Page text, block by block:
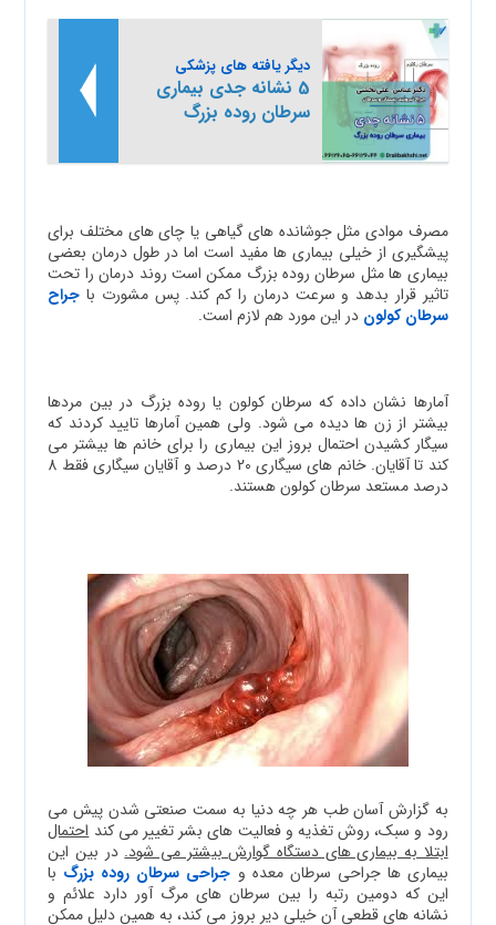
دیگر یافته های پزشکی
5 نشانه جدی بیماری
سرطان روده بزرگ
مصرف موادی مثل جوشانده های گیاهی یا چای های مختلف برای
پیشگیری از خیلی بیماری ها مفید است اما در طول درمان بعضی
بیماری ها مثل سرطان روده بزرگ ممکن است روند درمان را تحت
تاثیر قرار بدهد و سرعت درمان را کم کند. پس مشورت با جراح
سرطان کولون در این مورد هم لازم است.
آمارها نشان داده که سرطان کولون یا روده بزرگ در بین مردها
بیشتر از زن ها دیده می شود. ولی همین آمارها تایید کردند که
سیگار کشیدن احتمال بروز این بیماری را برای خانم ها بیشتر می
کند تا آقایان. خانم های سیگاری 20 درصد و آقایان سیگاری فقط 8
درصد مستعد سرطان کولون هستند.
به گزارش آسان طب هر چه دنیا به سمت صنعتی شدن پیش می
رود و سبک، روش تغذیه و فعالیت های بشر تغییر می کنداحتمال
ابتلا به بیماری های دستگاه گوارش بیشتر می شود.در بین این
بیماری ها جراحی سرطان معده و جراحی سرطان روده بزرگ با
این که دومین رتبه را بین سرطان های مرگ آور دارد علائم و
نشانه های قطعی آن خیلی دیر بروز می کند، به همین دلیل ممکن